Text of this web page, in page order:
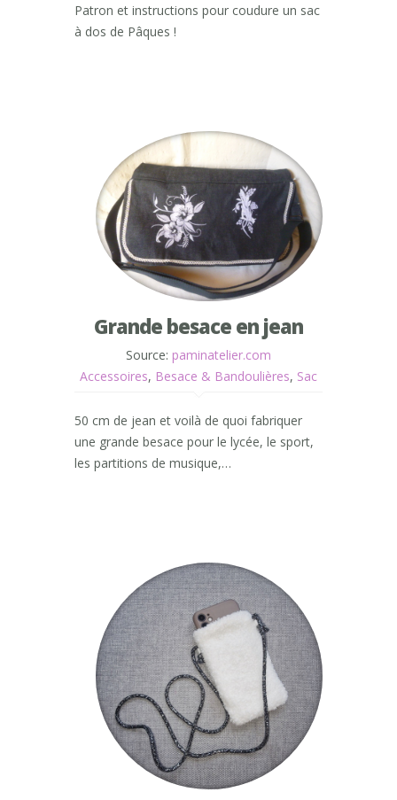
Patron et instructions pour coudure un sac
à dos de Pâques !
Grande besace en jean
Source: paminatelier.com
Accessoires, Besace & Bandoulières, Sac
50 cm de jean et voilà de quoi fabriquer
une grande besace pour le lycée, le sport,
les partitions de musique,…